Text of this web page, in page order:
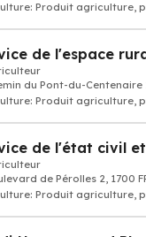
Produit agriculture,
du Pont-du-Centenaire
Produit agriculture,
de l'état civil
de Pérolles 2, 1700
Produit agriculture,